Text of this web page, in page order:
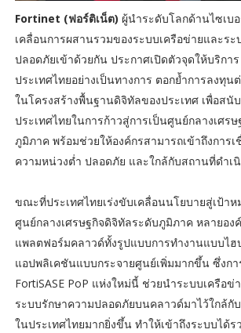
Fortinet (ฟอร์ติเน็ต) ผู้นำระดับโลกด้านไซเบ
เคลื่อนการผสานรวมของระบบเครือข่ายและระ
ปลอดภัยเข้าด้วยกัน ประกาศเปิดตัวจุดให้บริการ
ประเทศไทยอย่างเป็นทางการ ตอกย้ำการลงทุน
ในโครงสร้างพื้นฐานดิจิทัลของประเทศ เพื่อสนั
ประเทศไทยในการก้าวสู่การเป็นศูนย์กลางเศร
ภูมิภาค พร้อมช่วยให้องค์กรสามารถเข้าถึงการเ
ความหน่วงต่ำ ปลอดภัย และใกล้กับสถานที่ดำเ
ขณะที่ประเทศไทยเร่งขับเคลื่อนนโยบายสู่เป้าห
ศูนย์กลางเศรษฐกิจดิจิทัลระดับภูมิภาค หลายอง
แพลตฟอร์มคลาวด์ทั้งรูปแบบการทำงานแบบไฮ
แอปพลิเคชันแบบกระจายศูนย์เพิ่มมากขึ้น ซึ่งกา
FortiSASE PoP แห่งใหม่นี้ ช่วยนำระบบเครือ
ระบบรักษาความปลอดภัยบนคลาวด์มาไว้ใกล้กั
ในประเทศไทยมากยิ่งขึ้น ทำให้เข้าถึงระบบได้ร